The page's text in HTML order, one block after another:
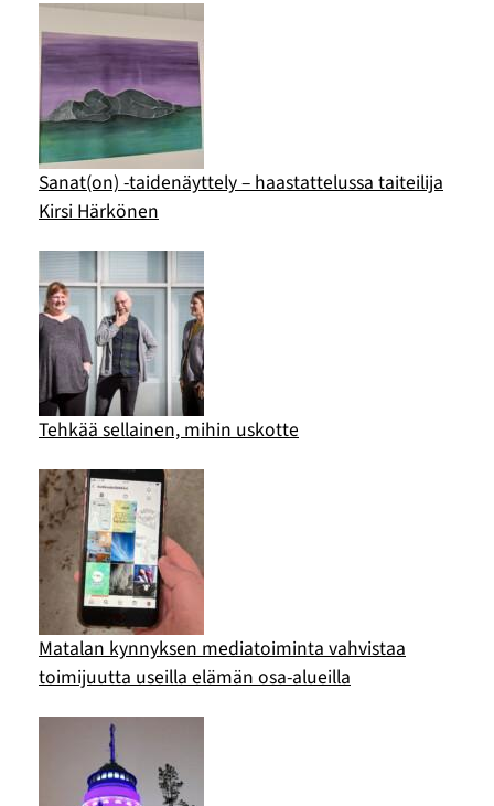
Sanat(on) -taidenäyttely – haastattelussa taiteilija
Kirsi Härkönen
Tehkää sellainen, mihin uskotte
Matalan kynnyksen mediatoiminta vahvistaa
toimijuutta useilla elämän osa-alueilla